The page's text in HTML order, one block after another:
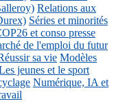
Relations aux
Séries et minorités
et conso presse
de l'emploi du futur
sa vie Modèles
jeunes et le sport
Numérique, IA et